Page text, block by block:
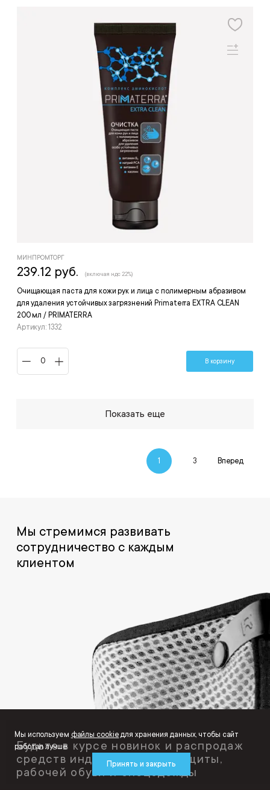
Очищающая паста для кожи рук и лица с полимерным абразивом
для удаления устойчивых загрязнений Primaterra EXTRA CLEAN
200 мл / PRIMATERRA
Артикул: 1332
МИНПРОМТОРГ
239.12 руб. (включая ндс 22%)
В корзину
Показать еще
1 3 Вперед
Мы стремимся развивать
сотрудничество с каждым
клиентом
Будьте в курсе новинок и распродаж
средств индивидуальной защиты,
рабочей обуви и спецодежды
Мы используем файлы cookieдля хранения данных, чтобы сайт
работал лучше
Принять и закрыть